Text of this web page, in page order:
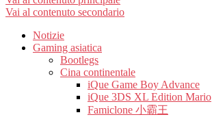
Vai al contenuto secondario
Notizie
Gaming asiatica
Bootlegs
Cina continentale
iQue Game Boy Advance
iQue 3DS XL Edition Mario
Famiclone 小霸王